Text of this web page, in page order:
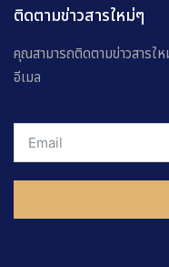
ติดตามข่าวสารใหม่ๆ
คุณสามารถติดตามข่าวสารให
อีเมล